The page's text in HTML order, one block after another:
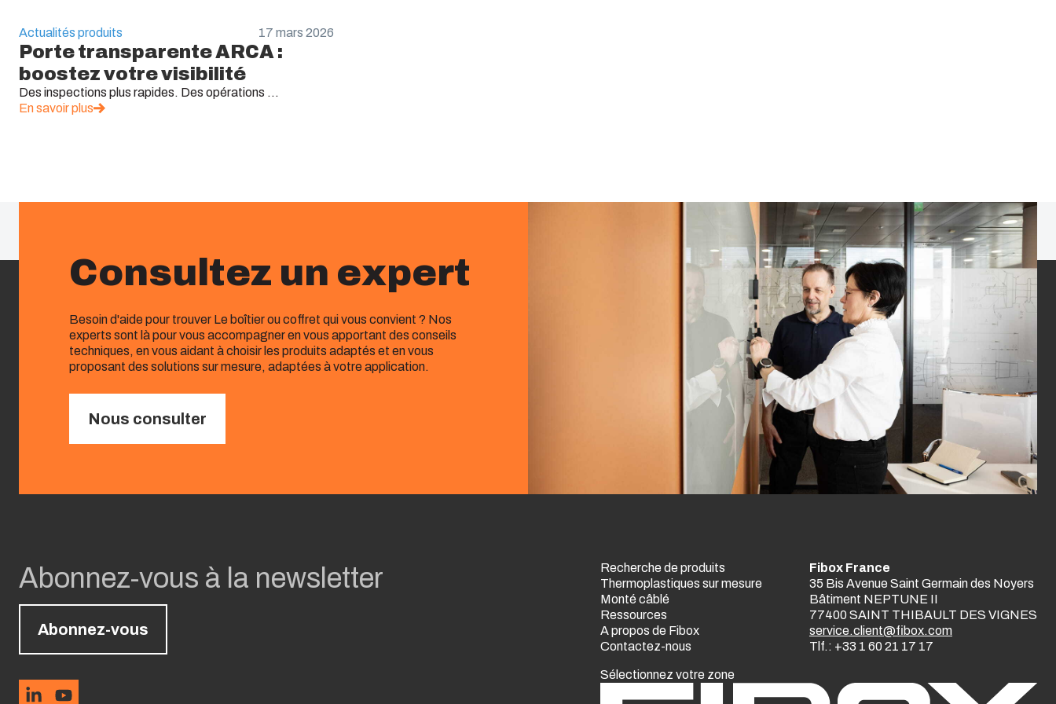
Actualités produits 17 mars 2026
Porte transparente ARCA :
boostez votre visibilité
Des inspections plus rapides. Des opérations ...
En savoir plus
Consultez un expert
Besoin d'aide pour trouver Le boîtier ou coffret qui vous convient ? Nos
experts sont là pour vous accompagner en vous apportant des conseils
techniques, en vous aidant à choisir les produits adaptés et en vous
proposant des solutions sur mesure, adaptées à votre application.
Nous consulter
Abonnez-vous à la newsletter
Abonnez-vous
Recherche de produits
Thermoplastiques sur mesure
Monté câblé
Ressources
A propos de Fibox
Contactez-nous
Sélectionnez votre zone
Fibox France
35 Bis Avenue Saint Germain des Noyers
Bâtiment NEPTUNE II
77400 SAINT THIBAULT DES VIGNES
service.client@fibox.com
Tlf.: +33 1 60 21 17 17